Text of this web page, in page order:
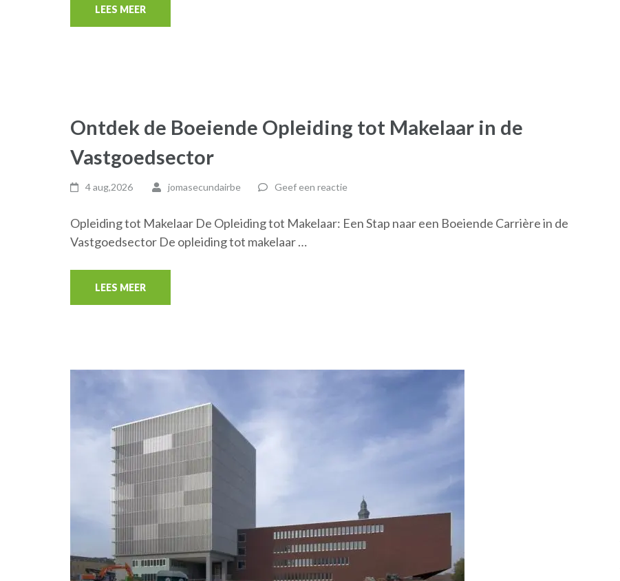
LEES MEER
Ontdek de Boeiende Opleiding tot Makelaar in de
Vastgoedsector
4 aug,2026 jomasecundairbe Geef een reactie
Opleiding tot Makelaar De Opleiding tot Makelaar: Een Stap naar een Boeiende Carrière in de
Vastgoedsector De opleiding tot makelaar …
LEES MEER